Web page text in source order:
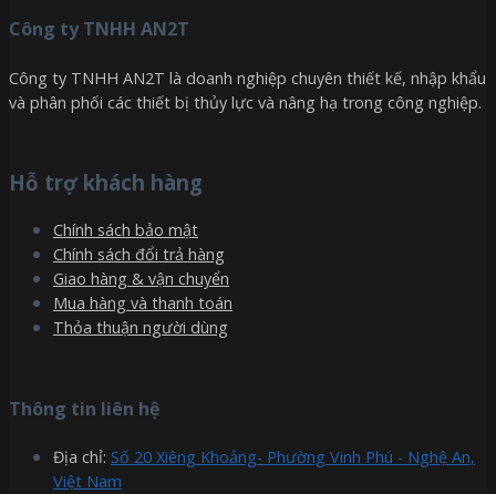
Công ty TNHH AN2T
Công ty TNHH AN2T là doanh nghiệp chuyên thiết kế, nhập khẩu
và phân phối các thiết bị thủy lực và nâng hạ trong công nghiệp.
Hỗ trợ khách hàng
Chính sách bảo mật
Chính sách đổi trả hàng
Giao hàng & vận chuyển
Mua hàng và thanh toán
Thỏa thuận người dùng
Thông tin liên hệ
Địa chỉ: Số 20 Xiêng Khoảng- Phường Vinh Phú - Nghệ An,
Việt Nam